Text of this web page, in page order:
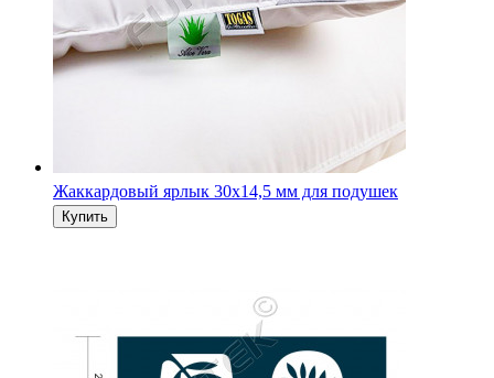
Жаккардовый ярлык 30х14,5 мм для подушек